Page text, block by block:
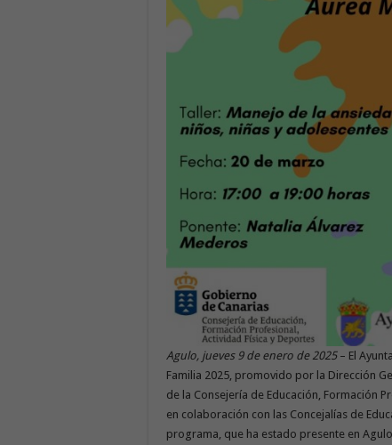
Agulo, jueves 9 de enero de 2025– El
Familia 2025, promovido por la Dirección
de la Consejería de Educación, Formación
en colaboración con las Concejalías de
programa, que ha estado presente en